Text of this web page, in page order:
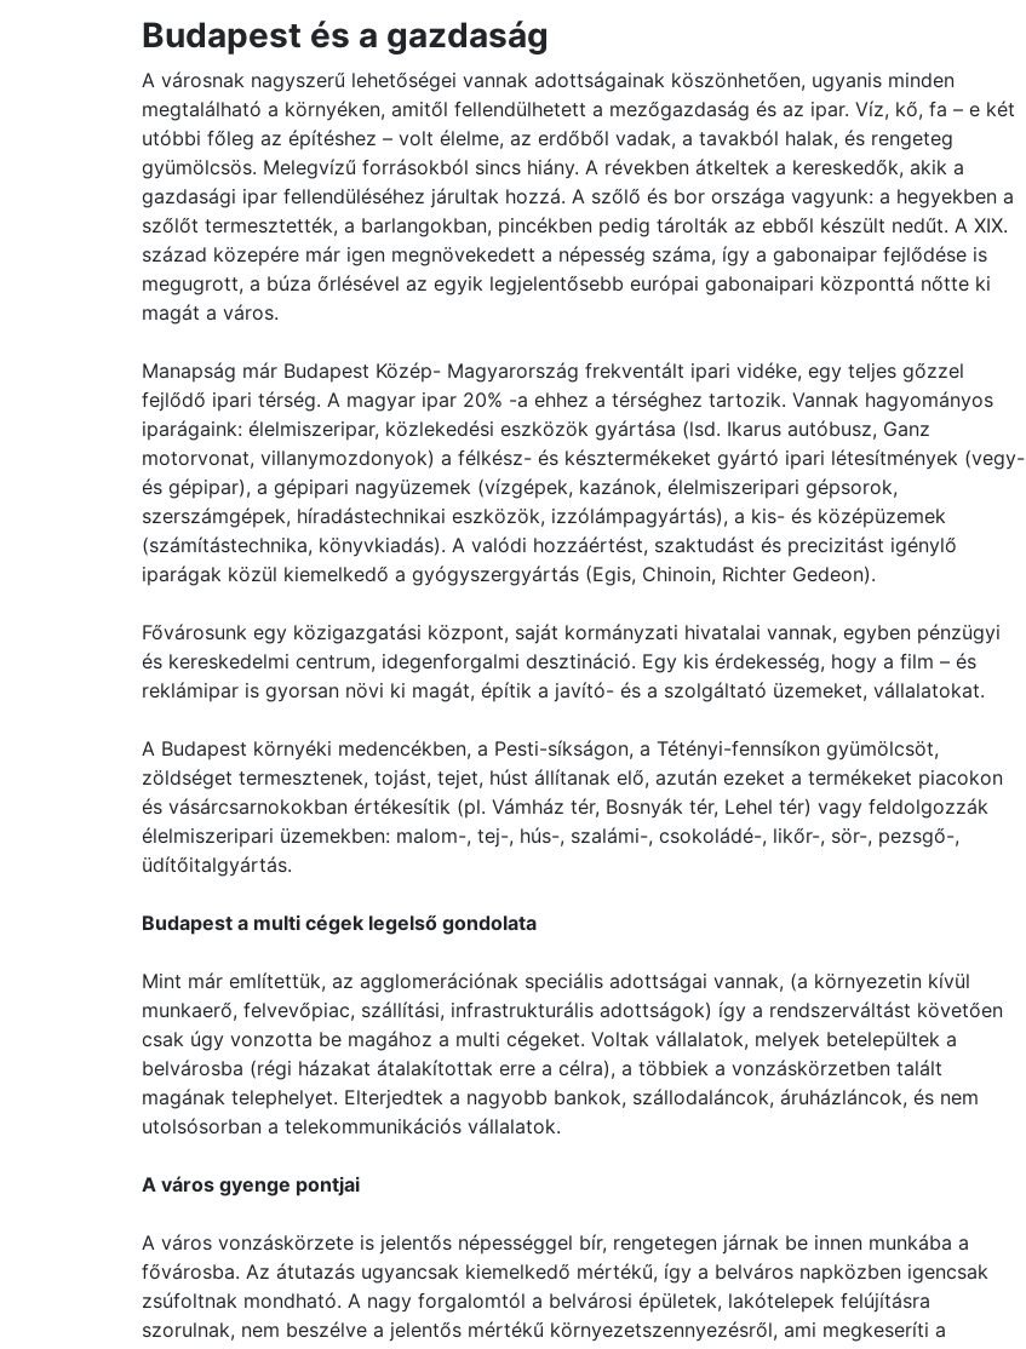
Budapest és a gazdaság
A városnak nagyszerű lehetőségei vannak adottságainak köszönhetően, ugyanis minden
megtalálható a környéken, amitől fellendülhetett a mezőgazdaság és az ipar. Víz, kő, fa – e két
utóbbi főleg az építéshez – volt élelme, az erdőből vadak, a tavakból halak, és rengeteg
gyümölcsös. Melegvízű forrásokból sincs hiány. A révekben átkeltek a kereskedők, akik a
gazdasági ipar fellendüléséhez járultak hozzá. A szőlő és bor országa vagyunk: a hegyekben a
szőlőt termesztették, a barlangokban, pincékben pedig tárolták az ebből készült nedűt. A XIX.
század közepére már igen megnövekedett a népesség száma, így a gabonaipar fejlődése is
megugrott, a búza őrlésével az egyik legjelentősebb európai gabonaipari központtá nőtte ki
magát a város.
Manapság már Budapest Közép- Magyarország frekventált ipari vidéke, egy teljes gőzzel
fejlődő ipari térség. A magyar ipar 20% -a ehhez a térséghez tartozik. Vannak hagyományos
iparágaink: élelmiszeripar, közlekedési eszközök gyártása (lsd. Ikarus autóbusz, Ganz
motorvonat, villanymozdonyok) a félkész- és késztermékeket gyártó ipari létesítmények (vegy-
és gépipar), a gépipari nagyüzemek (vízgépek, kazánok, élelmiszeripari gépsorok,
szerszámgépek, híradástechnikai eszközök, izzólámpagyártás), a kis- és középüzemek
(számítástechnika, könyvkiadás). A valódi hozzáértést, szaktudást és precizitást igénylő
iparágak közül kiemelkedő a gyógyszergyártás (Egis, Chinoin, Richter Gedeon).
Fővárosunk egy közigazgatási központ, saját kormányzati hivatalai vannak, egyben pénzügyi
és kereskedelmi centrum, idegenforgalmi desztináció. Egy kis érdekesség, hogy a film – és
reklámipar is gyorsan növi ki magát, építik a javító- és a szolgáltató üzemeket, vállalatokat.
A Budapest környéki medencékben, a Pesti-síkságon, a Tétényi-fennsíkon gyümölcsöt,
zöldséget termesztenek, tojást, tejet, húst állítanak elő, azután ezeket a termékeket piacokon
és vásárcsarnokokban értékesítik (pl. Vámház tér, Bosnyák tér, Lehel tér) vagy feldolgozzák
élelmiszeripari üzemekben: malom-, tej-, hús-, szalámi-, csokoládé-, likőr-, sör-, pezsgő-,
üdítőitalgyártás.
Budapest a multi cégek legelső gondolata
Mint már említettük, az agglomerációnak speciális adottságai vannak, (a környezetin kívül
munkaerő, felvevőpiac, szállítási, infrastrukturális adottságok) így a rendszerváltást követően
csak úgy vonzotta be magához a multi cégeket. Voltak vállalatok, melyek betelepültek a
belvárosba (régi házakat átalakítottak erre a célra), a többiek a vonzáskörzetben talált
magának telephelyet. Elterjedtek a nagyobb bankok, szállodaláncok, áruházláncok, és nem
utolsósorban a telekommunikációs vállalatok.
A város gyenge pontjai
A város vonzáskörzete is jelentős népességgel bír, rengetegen járnak be innen munkába a
fővárosba. Az átutazás ugyancsak kiemelkedő mértékű, így a belváros napközben igencsak
zsúfoltnak mondható. A nagy forgalomtól a belvárosi épületek, lakótelepek felújításra
szorulnak, nem beszélve a jelentős mértékű környezetszennyezésről, ami megkeseríti a